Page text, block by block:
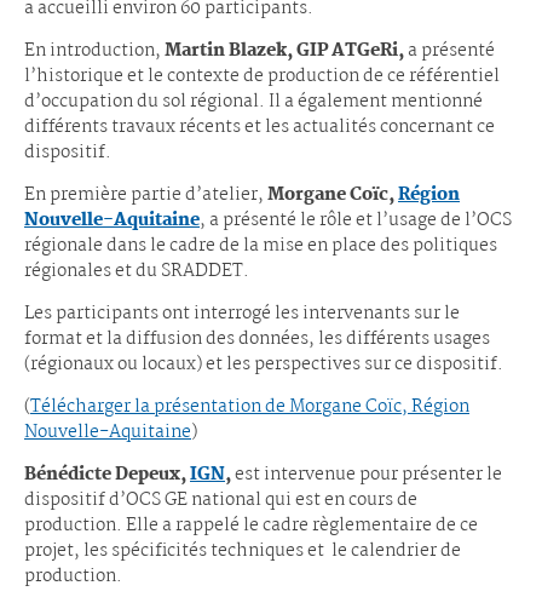
a accueilli environ 60 participants.
En introduction,Martin Blazek, GIP ATGeRi,a présenté
l’historique et le contexte de production de ce référentiel
d’occupation du sol régional. Il a également mentionné
différents travaux récents et les actualités concernant ce
dispositif.
En première partie d’atelier,Morgane Coïc,Région
Nouvelle-Aquitaine, a présenté le rôle et l’usage de l’OCS
régionale dans le cadre de la mise en place des politiques
régionales et du SRADDET.
Les participants ont interrogé les intervenants sur le
format et la diffusion des données, les différents usages
(régionaux ou locaux) et les perspectives sur ce dispositif.
(Télécharger la présentation de Morgane Coïc, Région
Nouvelle-Aquitaine)
Bénédicte Depeux,IGN,est intervenue pour présenter le
dispositif d’OCS GE national qui est en cours de
production. Elle a rappelé le cadre règlementaire de ce
projet, les spécificités techniques et le calendrier de
production.